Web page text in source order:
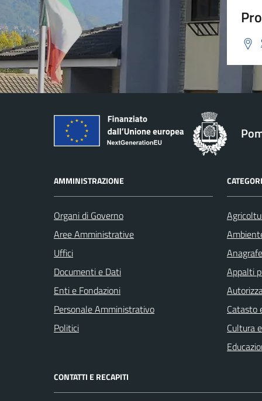
AMMINISTRAZIONE
Organi di Governo
Aree Amministrative
Uffici
Documenti e Dati
Enti e Fondazioni
Personale Amministrativo
Politici
Appalti
Catasto
Cultura
CONTATTI E RECAPITI